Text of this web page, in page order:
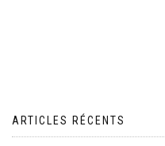
ARTICLES RÉCENTS